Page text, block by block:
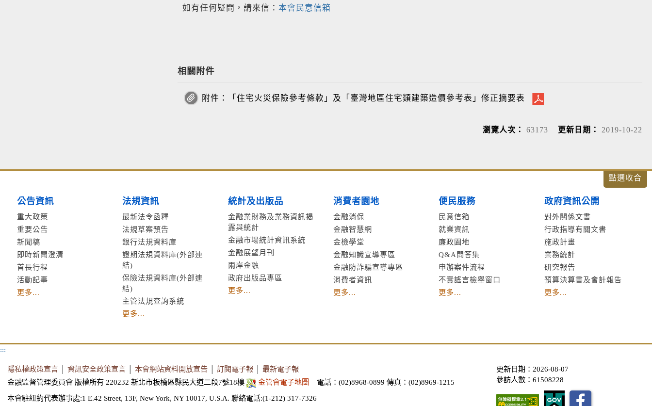
如有任何疑問，請來信： 本會民意信箱
相關附件
附件：「住宅火災保險參考條款」及「臺灣地區住宅類建築造價參考表」修正摘要表
瀏覽人次： 63173 更新日期： 2019-10-22
公告資訊
重大政策
重要公告
新聞稿
即時新聞澄清
首長行程
活動記事
更多...
法規資訊
最新法令函釋
法規草案預告
銀行法規資料庫
證期法規資料庫(外部連
結)
保險法規資料庫(外部連
結)
主管法規查詢系統
更多...
統計及出版品
金融業財務及業務資訊揭
露與統計
金融市場統計資訊系統
金融展望月刊
兩岸金融
政府出版品專區
更多...
消費者園地
金融消保
金融智慧網
金檢學堂
金融知識宣導專區
金融防詐騙宣導專區
消費者資訊
更多...
便民服務
民意信箱
就業資訊
廉政園地
Q&A問答集
申辦案件流程
不實謠言檢舉窗口
更多...
政府資訊公開
對外關係文書
行政指導有關文書
施政計畫
業務統計
研究報告
預算決算書及會計報告
更多...
:::
隱私權政策宣言 資訊安全政策宣言 本會網站資料開放宣告 訂閱電子報
最新電子報
金融監督管理委員會 版權所有 220232 新北市板橋區縣民大道二段7號18樓
金管會電子地圖 電話：(02)8968-0899 傳真：(02)8969-1215
本會駐紐約代表辦事處:1 E.42 Street, 13F, New York, NY 10017, U.S.A. 聯絡電話:(1-212) 317-7326
更新日期：2026-08-07
參訪人數：61508228